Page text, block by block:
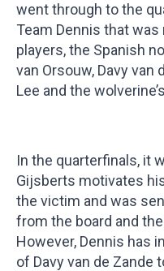
went through to the
Team Dennis that
players, the Spanish
van Orsouw, Davy van
Lee and the
In the quarterfinals, it
Gijsberts motivates
the victim and was
from the board and
However, Dennis has
of Davy van de Zande